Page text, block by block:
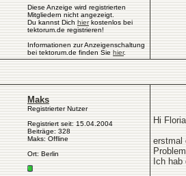
Diese Anzeige wird registrierten
Mitgliedern nicht angezeigt.
Du kannst Dich hierkostenlos bei
tektorum.de registrieren!
Informationen zur Anzeigenschaltung
bei tektorum.de finden Sie hier.
Maks
Registrierter Nutzer
Registriert seit: 15.04.2004
Beiträge: 328
Maks: Offline
Ort: Berlin
Hi
erstmal
Ich